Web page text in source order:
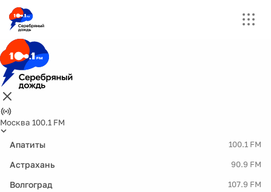
Москва 100.1 FM
Апатиты 100.1 FM
Астрахань 90.9 FM
Волгоград 107.9 FM